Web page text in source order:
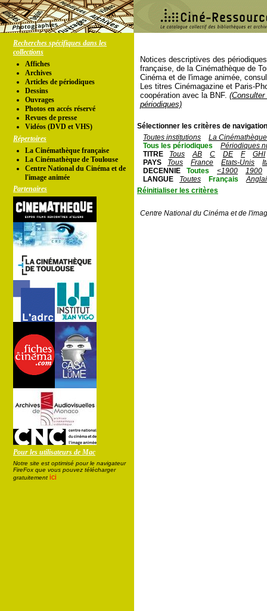
Recherches spécifiques dans les
collections
Affiches
Archives
Articles de périodiques
Dessins
Ouvrages
Photos en accés réservé
Revues de presse
Vidéos (DVD et VHS)
Répertoires
La Cinémathèque française
La Cinémathèque de Toulouse
Centre National du Cinéma et de
l'image animée
Partenaires
Pour les utilisateurs de Mac
Notre site est optimisé pour le navigateur
FireFox que vous pouvez télécharger
gratuitement ici
Notices descriptives des
française, de la Cinémathèque de
Cinéma et de l'image animée,
Les titres Cinémagazine et Paris-
coopération avec la BNF.
périodiques)
Sélectionner les critères de
Toutes institutions
La
Tous les périodiques
Périodiques
TITRE
Tous AB C DE F
GHI
PAYS
Tous France Etats-Unis
DECENNIE
Toutes <1900
1900
LANGUE
Toutes Français
Réinitialiser les critères
Centre National du Cinéma et de